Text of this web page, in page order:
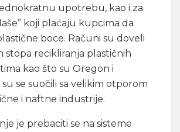
upotrebu, kao i za
koji plaćaju kupcima da
boce. Računi su doveli
stopa recikliranja plastičnih
kao što su Oregon i
su se suočili sa velikim otporom
i naftne industrije.
je prebaciti se na sisteme